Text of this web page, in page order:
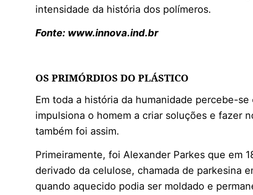
intensidade da história dos polímeros.
Fonte: www.innova.ind.br
OS PRIMÓRDIOS DO PLÁSTICO
Em toda a história da humanidade percebe-se
impulsiona o homem a criar soluções e fazer
também foi assim.
Primeiramente, foi Alexander Parkes que em
derivado da celulose, chamada de parkesina
quando aquecido podia ser moldado e